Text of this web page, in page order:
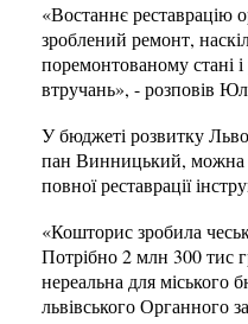
«Востаннє реставрацію
зроблений ремонт,
поремонтованому стані
втручань», - розповів
У бюджеті розвитку
пан Винницький, можна
повної реставрації
«Кошторис зробила
Потрібно 2 млн 300 тис
нереальна для міського
львівського Органного